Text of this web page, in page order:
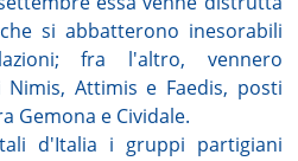
si abbatterono inesorabili
fra l'altro, vennero
Attimis e Faedis, posti
Gemona e Cividale.
d'Italia i gruppi partigiani